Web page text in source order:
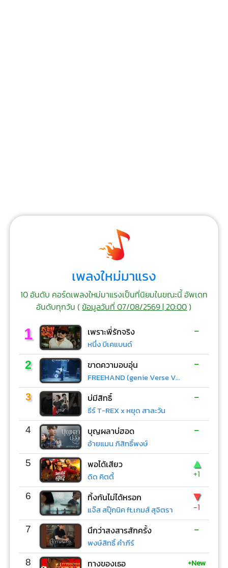
เพลงใหม่มาแรง
10 อันดับ คอร์ดเพลงใหม่มาแรงเป็นที่นิยมในขณะนี้ อัพเดท
อันดับทุกวัน (ข้อมูลวันที่ 07/08/2569 | 20:00)
1 เพราะพี่รักจริง
หนึ่ง บีเคแบนด์
-
2 ขาดความอบอุ่น
FREEHAND (genie Verse Vol.1)
-
3 บ่มีสิทธิ์
ธีร์ T-REX x หยุด สาละวัน
-
4 บุญผลาบ่ฮอด
อ้ายแมน ภิสิทธิ์พงษ์
-
5 พอได้เสียว
ดิด คิตตี้
▲
+1
6 ทิ้งกันไม่ได้หรอก
แจ๊ส สปุ๊กนิค ft.เกมส์ สุจิตรา
▼
-1
7 นึกว่าสงสารสักครั้ง
พงษ์สิทธิ์ คำภีร์
-
8 ทางของเธอ +New